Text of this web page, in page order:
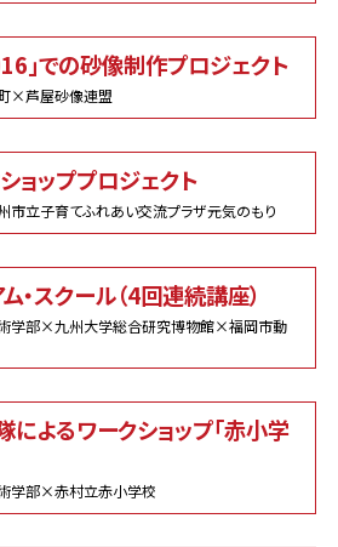
」での砂像制作プロジェクト
×芦屋砂像連盟
ョッププロジェクト
立子育てふれあい交流プラザ元気のもり
・スクール（4回連続講座）
学部×九州大学総合研究博物館×福岡市動
によるワークショップ「赤小学
学部×赤村立赤小学校